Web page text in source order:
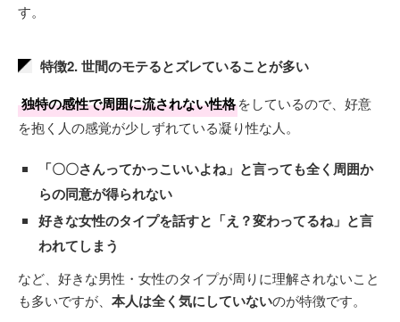
す。
特徴2. 世間のモテるとズレていることが多い
独特の感性で周囲に流されない性格をしているので、好意
を抱く人の感覚が少しずれている凝り性な人。
「〇〇さんってかっこいいよね」 と言っても全く周囲か
らの同意が得られない
好きな女性のタイプを話すと 「え？変わってるね」 と言
われてしまう
など、好きな男性・女性のタイプが周りに理解されないこと
も多いですが、 本人は全く気にしていないのが特徴です。